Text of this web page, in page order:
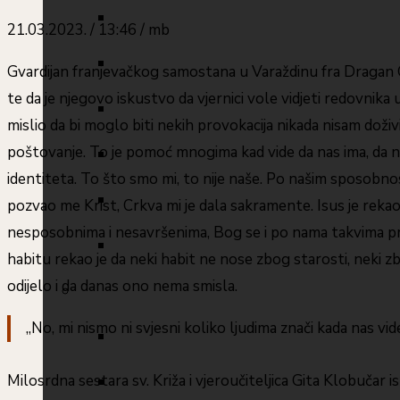
21.03.2023. / 13:46 / mb
Gvardijan franjevačkog samostana u Varaždinu fra
te da je njegovo iskustvo da vjernici vole vidjeti redovnika
mislio da bi moglo biti nekih provokacija nikada nisam
poštovanje. To je pomoć mnogima kad vide da nas ima, da
identiteta. To što smo mi, to nije naše. Po našim
pozvao me Krist, Crkva mi je dala sakramente. Isus je
nesposobnima i nesavršenima, Bog se i po nama takvima
habitu rekao je da neki habit ne nose zbog starosti, neki
odijelo i da danas ono nema smisla.
„No, mi nismo ni svjesni koliko ljudima znači kada nas
Milosrdna sestara sv. Križa i vjeroučiteljica Gita Klobučar